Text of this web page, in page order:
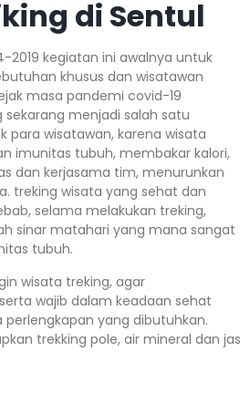
di Sentul
2019 kegiatan ini awalnya untuk
khusus dan wisatawan
masa pandemi covid-19
menjadi salah satu
para wisatawan, karena wisata
imunitas tubuh, membakar kalori,
dan kerjasama tim, menurunkan
treking wisata yang sehat dan
selama melakukan treking,
sinar matahari yang mana sangat
tubuh.
wisata treking, agar
wajib dalam keadaan sehat
yang dibutuhkan.
trekking pole, air mineral dan jas